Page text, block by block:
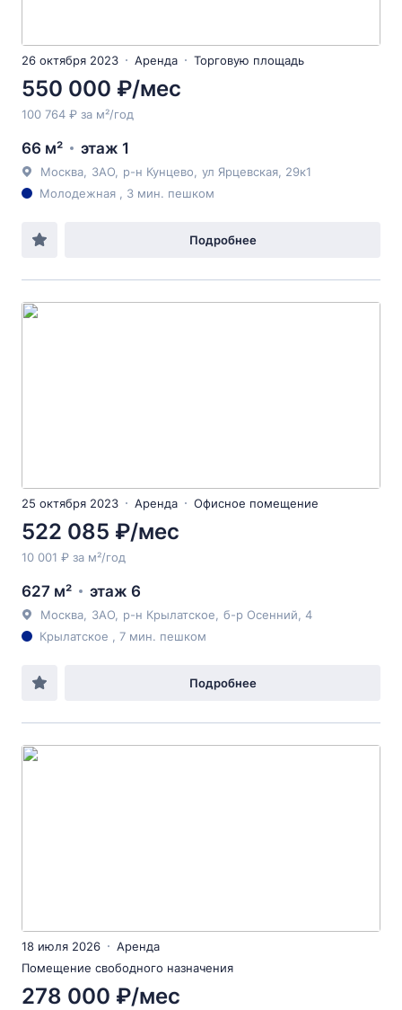
26 октября 2023 Аренда Торговую площадь
550 000 ₽/мес
100 764 ₽ за м²/год
66 м² этаж 1
Москва ЗАО р-н Кунцево ул Ярцевская , 29к1
Молодежная , 3 мин. пешком
Подробнее
25 октября 2023 Аренда Офисное помещение
522 085 ₽/мес
10 001 ₽ за м²/год
627 м² этаж 6
Москва ЗАО р-н Крылатское б-р Осенний , 4
Крылатское , 7 мин. пешком
Подробнее
18 июля 2026
Аренда
Помещение свободного назначения
278 000 ₽/мес